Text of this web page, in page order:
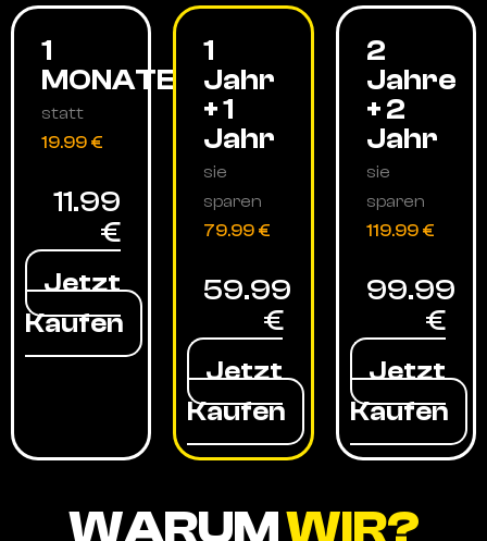
1
MONATE
statt
19.99 €
11.99
€
Jetzt
Kaufen
1
Jahr
+ 1
Jahr
sie
sparen
79.99 €
59.99
€
Jetzt
Kaufen
2
Jahre
+ 2
Jahr
sie
sparen
119.99 €
99.99
€
Jetzt
Kaufen
WARUMWIR?